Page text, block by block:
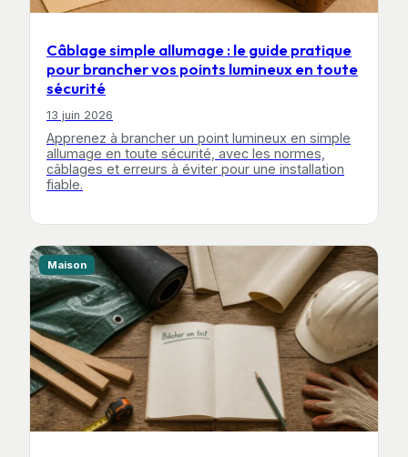
Câblage simple allumage : le guide pratique
pour brancher vos points lumineux en toute
sécurité
13 juin 2026
Apprenez à brancher un point lumineux en simple
allumage en toute sécurité, avec les normes,
câblages et erreurs à éviter pour une installation
fiable.
Maison